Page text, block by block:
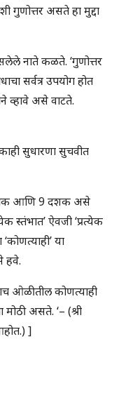
गुणोत्तर असते हा मुद्दा
नाते कळते. ‘गुणोत्तर
सर्वत्र उपयोग होत
व्हावे असे वाटते.
सुधारणा सुचवीत
आणि 9 दशक असे
स्तंभात’ ऐवजी ‘प्रत्येक
या
हवे.
ओळीतील कोणत्याही
असते. ‘– (श्री
]